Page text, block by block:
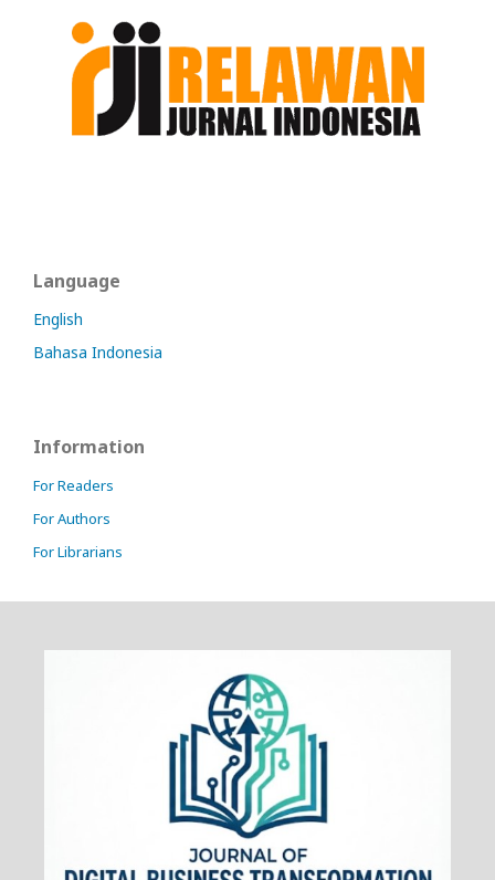
Language
English
Bahasa Indonesia
Information
For Readers
For Authors
For Librarians